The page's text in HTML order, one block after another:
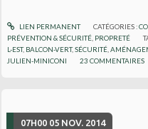
LIEN PERMANENT CATÉGORIES :
PRÉVENTION & SÉCURITÉ PROPRETÉ
L-EST, BALCON-VERT,SÉCURITÉ ,
JULIEN-MINICONI
23 COMMENTAIRES
07H00 05 NOV. 2014